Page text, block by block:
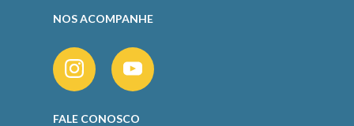
NOS ACOMPANHE
FALE CONOSCO